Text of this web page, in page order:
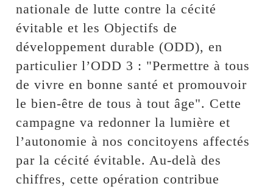
nationale de lutte contre la cécité
évitable et les Objectifs de
développement durable (ODD), en
particulier l’ODD 3 : "Permettre à tous
de vivre en bonne santé et promouvoir
le bien-être de tous à tout âge". Cette
campagne va redonner la lumière et
l’autonomie à nos concitoyens affectés
par la cécité évitable. Au-delà des
chiffres, cette opération contribue